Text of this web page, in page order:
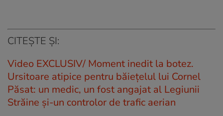
CITEȘTE ȘI:
Video EXCLUSIV/ Moment inedit la botez.
Ursitoare atipice pentru băiețelul lui Cornel
Păsat: un medic, un fost angajat al Legiunii
Străine și-un controlor de trafic aerian